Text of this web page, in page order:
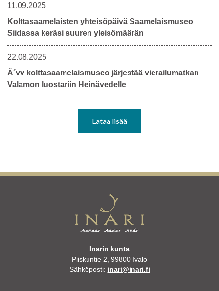
11.09.2025
Kolttasaamelaisten yhteisöpäivä Saamelaismuseo
Siidassa keräsi suuren yleisömäärän
22.08.2025
Ä´vv kolttasaamelaismuseo järjestää vierailumatkan
Valamon luostariin Heinävedelle
Lataa lisää
Inarin kunta
Piiskuntie 2, 99800 Ivalo
Sähköposti: inari@inari.fi